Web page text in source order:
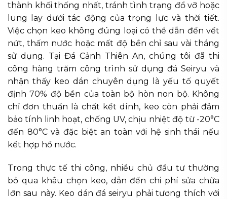
thành khối thống nhất, tránh tình trạng đổ vỡ hoặc
lung lay dưới tác động của trọng lực và thời tiết.
Việc chọn keo không đúng loại có thể dẫn đến vết
nứt, thấm nước hoặc mất độ bền chỉ sau vài tháng
sử dụng. Tại Đá Cảnh Thiên An, chúng tôi đã thi
công hàng trăm công trình sử dụng đá Seiryu và
nhận thấy keo dán chuyên dụng là yếu tố quyết
định 70% độ bền của toàn bộ hòn non bộ. Không
chỉ đơn thuần là chất kết dính, keo còn phải đảm
bảo tính linh hoạt, chống UV, chịu nhiệt độ từ -20°C
đến 80°C và đặc biệt an toàn với hệ sinh thái nếu
kết hợp hồ nước.
Trong thực tế thi công, nhiều chủ đầu tư thường
bỏ qua khâu chọn keo, dẫn đến chi phí sửa chữa
lớn sau này. Keo dán đá seiryu phải tương thích với